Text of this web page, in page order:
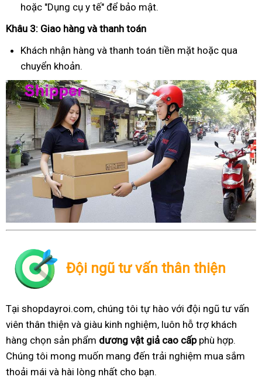
hoặc "Dụng cụ y tế" để bảo mật.
Khâu 3: Giao hàng và thanh toán
Khách nhận hàng và thanh toán tiền mặt hoặc qua
chuyển khoản.
Đội ngũ tư vấn thân thiện
Tại shopdayroi.com, chúng tôi tự hào với đội ngũ tư vấn
viên thân thiện và giàu kinh nghiệm, luôn hỗ trợ khách
hàng chọn sản phẩm dương vật giả cao cấpphù hợp.
Chúng tôi mong muốn mang đến trải nghiệm mua sắm
thoải mái và hài lòng nhất cho bạn.